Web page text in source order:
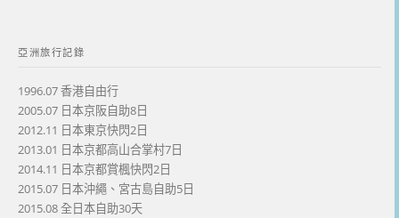
亞洲旅行記錄
1996.07 香港自由行
2005.07 日本京阪自助8日
2012.11 日本東京快閃2日
2013.01 日本京都高山合掌村7日
2014.11 日本京都賞楓快閃2日
2015.07 日本沖繩、宮古島自助5日
2015.08 全日本自助30天